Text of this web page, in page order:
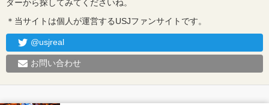
ダーから探してみてくださいね。
＊当サイトは個人が運営するUSJファンサイトです。
@usjreal
お問い合わせ